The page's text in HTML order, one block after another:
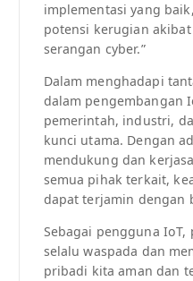
implementasi yang
potensi kerugian
serangan cyber.”
Dalam menghadapi
dalam pengembangan
pemerintah, industri,
kunci utama. Dengan
mendukung dan
semua pihak terkait,
dapat terjamin dengan
Sebagai pengguna
selalu waspada dan
pribadi kita aman dan